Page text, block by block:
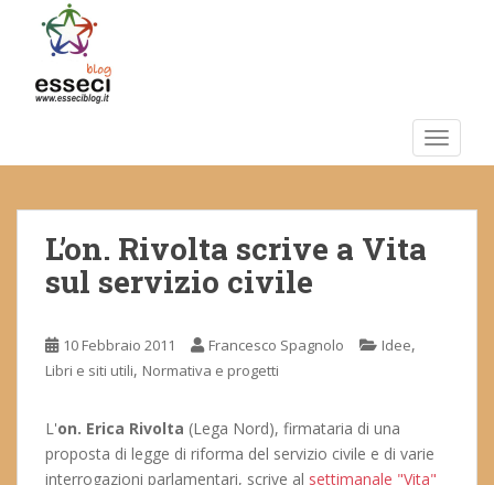
m
L’on. Rivolta scrive a Vita
sul servizio civile
10 Febbraio 2011 Francesco Spagnolo Idee,
Libri e siti utili, Normativa e progetti
L'on. Erica Rivolta (Lega Nord), firmataria di una
proposta di legge di riforma del servizio civile e di varie
interrogazioni parlamentari, scrive al settimanale "Vita"